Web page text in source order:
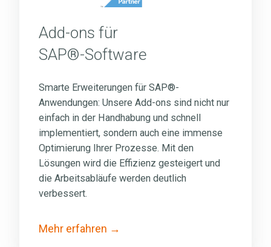
Add-ons für
SAP®-Software
Smarte Erweiterungen für SAP®-
Anwendungen: Unsere Add-ons sind nicht nur
einfach in der Handhabung und schnell
implementiert, sondern auch eine immense
Optimierung Ihrer Prozesse. Mit den
Lösungen wird die Effizienz gesteigert und
die Arbeitsabläufe werden deutlich
verbessert.
Mehr erfahren